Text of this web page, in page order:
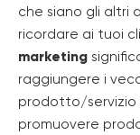
che siano gli altri
ricordare ai tuoi
marketing
raggiungere i
prodotto/servizio
promuovere